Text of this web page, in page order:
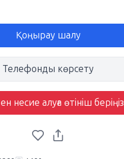
Қоңырау шалу
Телефонды көрсету
несие алуға өтініш беріңіз